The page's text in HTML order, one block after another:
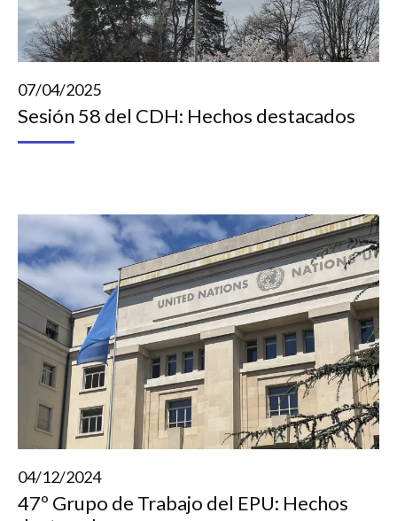
07/04/2025
Sesión 58 del CDH: Hechos destacados
04/12/2024
47º Grupo de Trabajo del EPU: Hechos